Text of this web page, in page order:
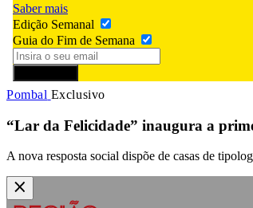
Saber mais
Edição Semanal
Guia do Fim de Semana
Pombal Exclusivo
“Lar da Felicidade” inaugura a
A nova resposta social dispõe de casas de